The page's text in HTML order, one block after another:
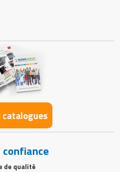
catalogues
de qualité